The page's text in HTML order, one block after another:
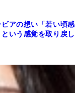
アの想い「若い頃感
いう感覚を取り戻し